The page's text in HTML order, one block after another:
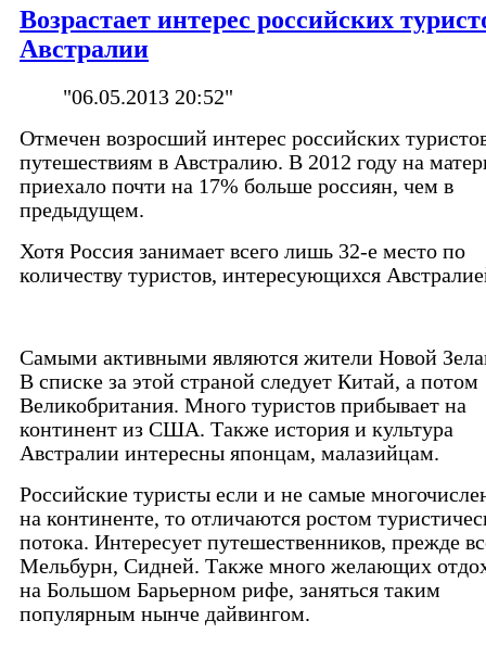
Возрастает интерес российских
Австралии
"06.05.2013 20:52"
Отмечен возросший интерес российских
путешествиям в Австралию. В 2012 году на
приехало почти на 17% больше россиян, чем в
предыдущем.
Хотя Россия занимает всего лишь 32-е место по
количеству туристов, интересующихся
Самыми активными являются жители Новой
В списке за этой страной следует Китай, а потом
Великобритания. Много туристов прибывает на
континент из США. Также история и культура
Австралии интересны японцам, малазийцам.
Российские туристы если и не самые
на континенте, то отличаются ростом
потока. Интересует путешественников, прежде
Мельбурн, Сидней. Также много желающих
на Большом Барьерном рифе, заняться таким
популярным нынче дайвингом.